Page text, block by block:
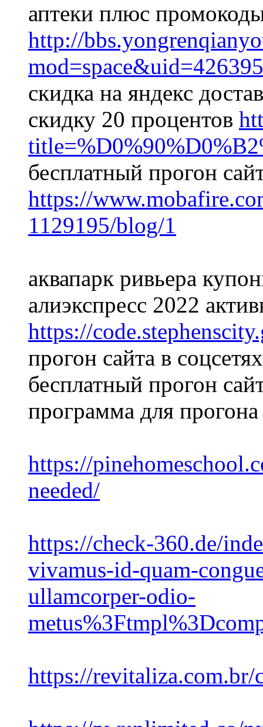
аптеки плюс
http://
скидка на яндекс
скидку 20 процентов
бесплатный прогон
https://
1129195/blog/1
аквапарк ривьера
алиэкспресс 2022
https://
прогон сайта в
бесплатный прогон
программа для
https://
needed/
https://check-360.de/
vivamus-id-quam-
ullamcorper-odio-
https://revitaliza.com.br/